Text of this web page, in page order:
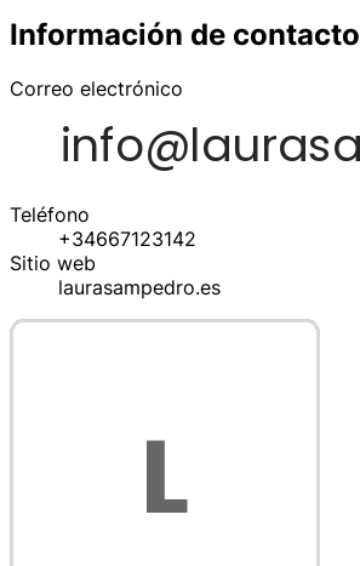
Información de contacto
Correo electrónico
Teléfono
+34667123142
Sitio web
laurasampedro.es